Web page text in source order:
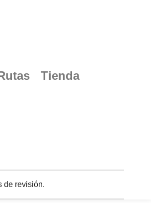
Tienda
de revisión.